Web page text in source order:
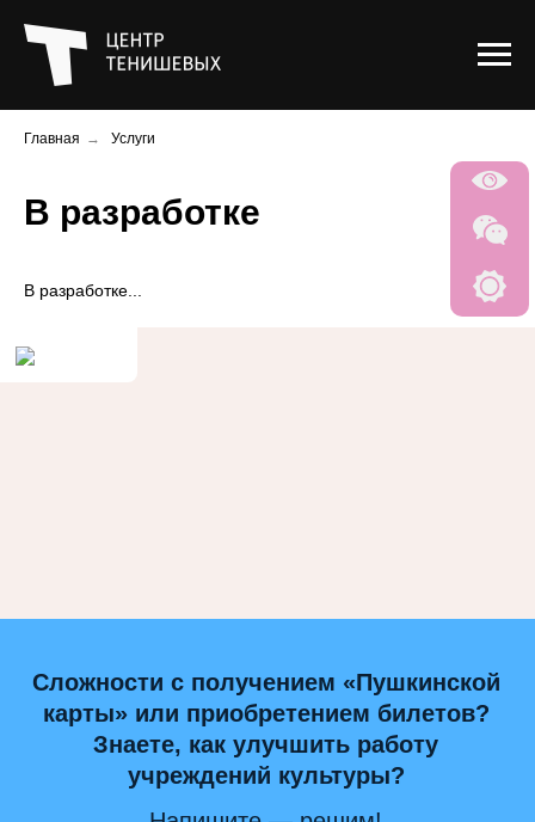
Главная → Услуги
В разработке
В разработке...
Сложности с получением «Пушкинской
карты» или приобретением билетов?
Знаете, как улучшить работу
учреждений культуры?